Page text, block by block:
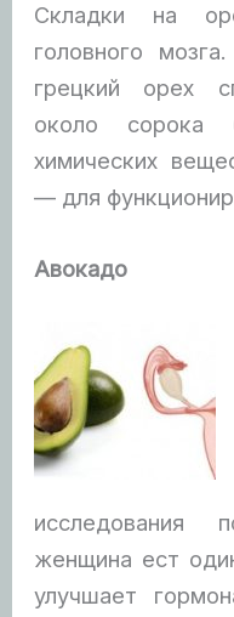
Складки на
головного
грецкий орех
около сорока
химических
— для
Авокадо
исследования
женщина ест
улучшает